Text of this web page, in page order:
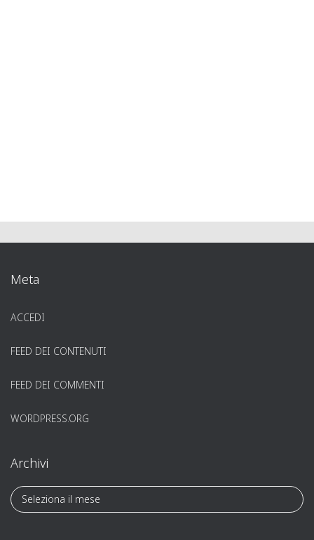
Meta
ACCEDI
FEED DEI CONTENUTI
FEED DEI COMMENTI
WORDPRESS.ORG
Archivi
A
r